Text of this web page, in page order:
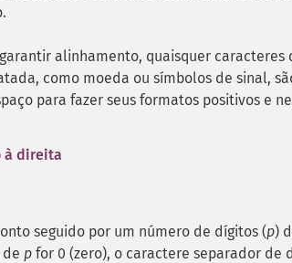
alinhamento, quaisquer
como moeda ou símbolos de sinal,
para fazer seus formatos positivos e
à direita
seguido por um número de dígitos (p)
p for 0 (zero), o caractere separador de